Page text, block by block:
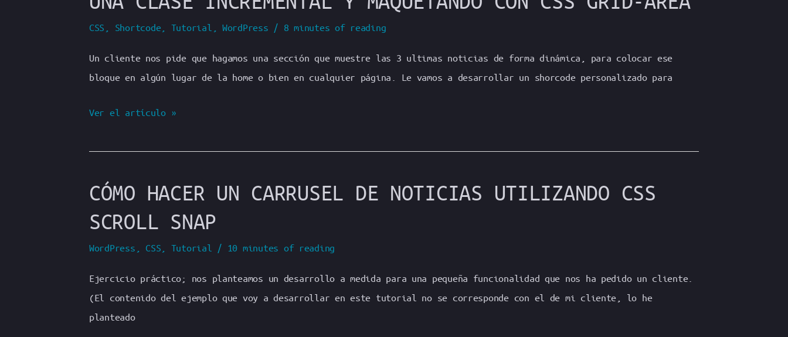
Prism.js
en
web
CSS Shortcode Tutorial ,WordPress / 8 minutes of reading
Un cliente nos pide que hagamos una sección que muestre las 3 ultimas noticias de forma dinámica, para colocar ese
bloque en algún lugar de la home o bien en cualquier página. Le vamos a desarrollar un shorcode personalizado para
Cómo
una
de
noticias
añadiendo
clase
incremental
y
Ver el artículo »
CÓMO HACER UN CARRUSEL DE NOTICIAS UTILIZANDO CSS
SCROLL SNAP
WordPress CSS Tutorial / 10 minutes of reading
Ejercicio práctico; nos planteamos un desarrollo a medida para una pequeña funcionalidad que nos ha pedido un cliente.
(El contenido del ejemplo que voy a desarrollar en este tutorial no se corresponde con el de mi cliente, lo he
planteado